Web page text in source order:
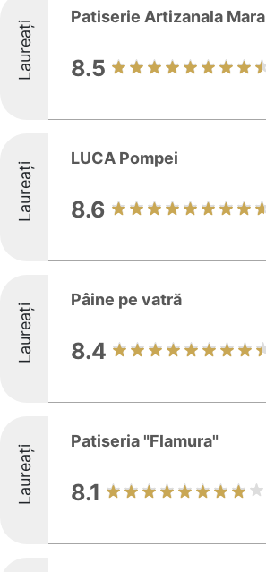
Laureați
Patiserie Artizanala Mara
8.5
Laureați
LUCA Pompei
8.6
Laureați
Pâine pe vatră
8.4
Laureați
Patiseria "Flamura"
8.1